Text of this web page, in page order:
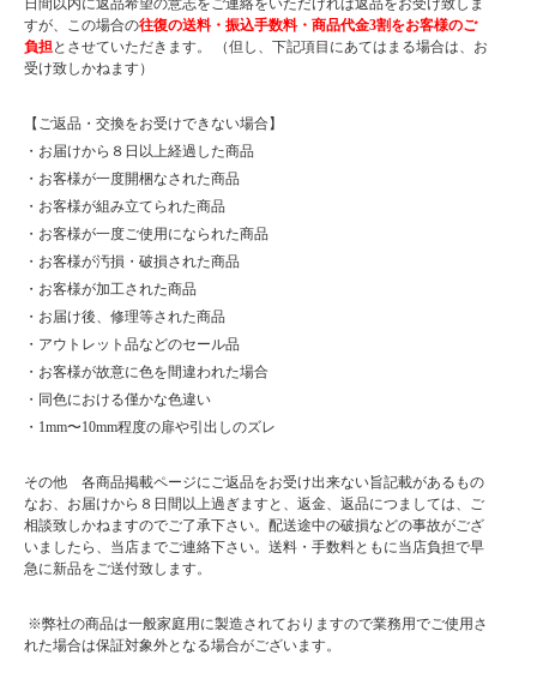
日間以内に返品希望の意志をご連絡をいただければ返品をお受け致しま
すが、この場合の往復の送料・振込手数料・商品代金3割をお客様のご
負担とさせていただきます。 （但し、下記項目にあてはまる場合は、お
受け致しかねます）
【ご返品・交換をお受けできない場合】
・お届けから８日以上経過した商品
・お客様が一度開梱なされた商品
・お客様が組み立てられた商品
・お客様が一度ご使用になられた商品
・お客様が汚損・破損された商品
・お客様が加工された商品
・お届け後、修理等された商品
・アウトレット品などのセール品
・お客様が故意に色を間違われた場合
・同色における僅かな色違い
・1mm〜10mm程度の扉や引出しのズレ
その他 各商品掲載ページにご返品をお受け出来ない旨記載があるもの
なお、お届けから８日間以上過ぎますと、返金、返品につましては、ご
相談致しかねますのでご了承下さい。配送途中の破損などの事故がござ
いましたら、当店までご連絡下さい。送料・手数料ともに当店負担で早
急に新品をご送付致します。
※弊社の商品は一般家庭用に製造されておりますので業務用でご使用さ
れた場合は保証対象外となる場合がございます。